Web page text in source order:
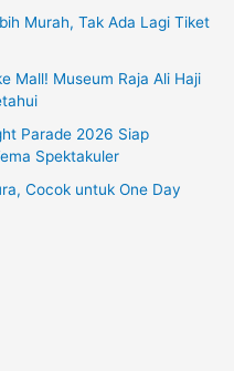
Murah, Tak Ada Lagi Tiket
Mall! Museum Raja Ali Haji
Parade 2026 Siap
Spektakuler
Cocok untuk One Day